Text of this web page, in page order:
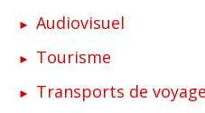
Audiovisuel
Tourisme
Transports de